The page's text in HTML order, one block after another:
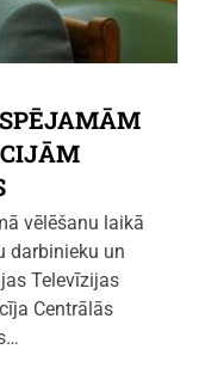
vēlēšanu laikā
darbinieku un
Televīzijas
Centrālās